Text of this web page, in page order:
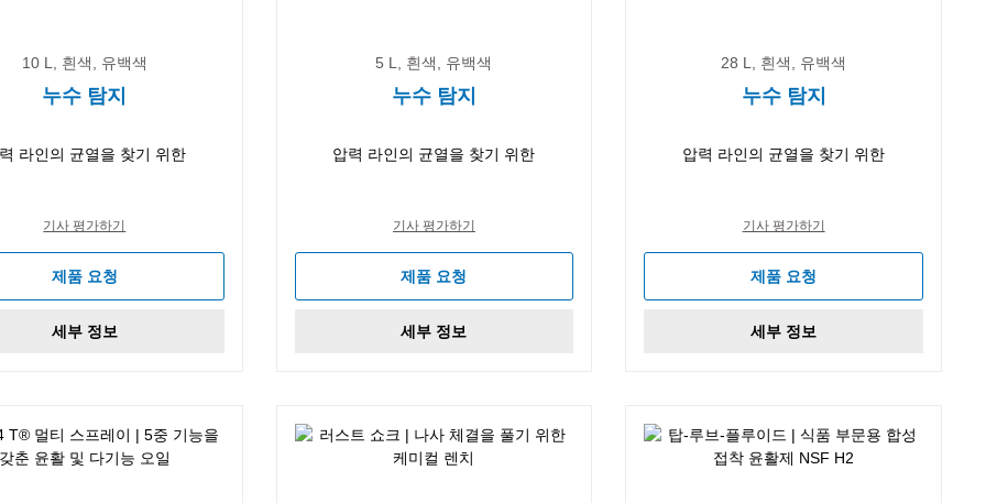
10 L, 흰색, 유백색
누수 탐지
라인의 균열을 찾기 위한
기사 평가하기
제품 요청
세부 정보
5 L, 흰색, 유백색
누수 탐지
압력 라인의 균열을 찾기 위한
기사 평가하기
제품 요청
세부 정보
28 L, 흰색, 유백색
누수 탐지
압력 라인의 균열을 찾기 위한
기사 평가하기
제품 요청
세부 정보